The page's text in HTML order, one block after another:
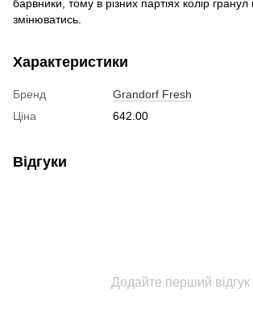
барвники, тому в різних партіях колір
змінюватись.
Характеристики
Бренд
Grandorf Fresh
Ціна
642.00
Відгуки
Додайте перший відгук